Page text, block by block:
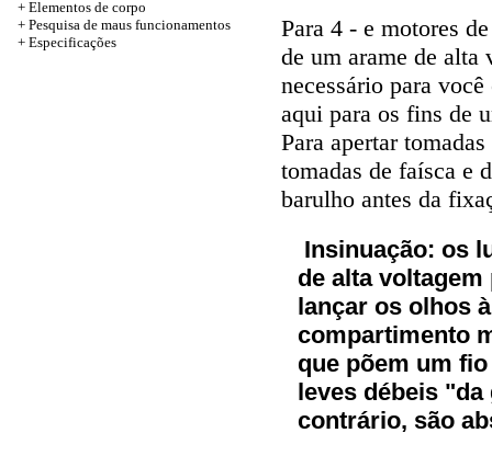
+ Elementos de corpo
+ Pesquisa de maus funcionamentos
+ Especificações
Para 4 - e motores
de um arame de
necessário para
aqui para os fins de
Para apertar
tomadas de faísca e
barulho antes da
Insinuação: os
de alta
lançar os olhos
compartimento
que põem um
leves débeis
contrário, são